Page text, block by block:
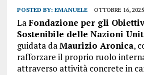
POSTED BY: EMANUELE OTTOBRE 16, 2025
LaFondazione per gli
Sostenibile delle Nazioni
guidata daMaurizio Aronica,
rafforzare il proprio ruolo
attraverso attività concrete in